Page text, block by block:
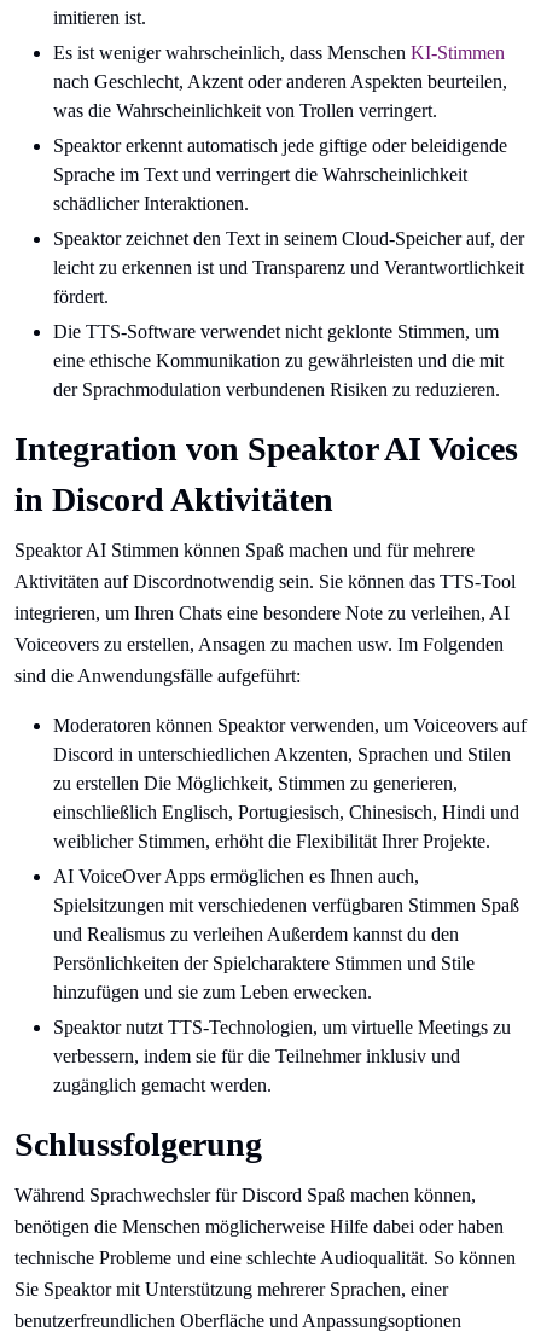
imitieren ist.
Es ist weniger wahrscheinlich, dass Menschen KI-Stimmen
nach Geschlecht, Akzent oder anderen Aspekten beurteilen,
was die Wahrscheinlichkeit von Trollen verringert.
Speaktor erkennt automatisch jede giftige oder beleidigende
Sprache im Text und verringert die Wahrscheinlichkeit
schädlicher Interaktionen.
Speaktor zeichnet den Text in seinem Cloud-Speicher auf, der
leicht zu erkennen ist und Transparenz und Verantwortlichkeit
fördert.
Die TTS-Software verwendet nicht geklonte Stimmen, um
eine ethische Kommunikation zu gewährleisten und die mit
der Sprachmodulation verbundenen Risiken zu reduzieren.
Integration von Speaktor AI Voices
in Discord Aktivitäten
Speaktor AI Stimmen können Spaß machen und für mehrere
Aktivitäten auf Discordnotwendig sein. Sie können das TTS-Tool
integrieren, um Ihren Chats eine besondere Note zu verleihen, AI
Voiceovers zu erstellen, Ansagen zu machen usw. Im Folgenden
sind die Anwendungsfälle aufgeführt:
Moderatoren können Speaktor verwenden, um Voiceovers auf
Discord in unterschiedlichen Akzenten, Sprachen und Stilen
zu erstellen Die Möglichkeit, Stimmen zu generieren,
einschließlich Englisch, Portugiesisch, Chinesisch, Hindi und
weiblicher Stimmen, erhöht die Flexibilität Ihrer Projekte.
AI VoiceOver Apps ermöglichen es Ihnen auch,
Spielsitzungen mit verschiedenen verfügbaren Stimmen Spaß
und Realismus zu verleihen Außerdem kannst du den
Persönlichkeiten der Spielcharaktere Stimmen und Stile
hinzufügen und sie zum Leben erwecken.
Speaktor nutzt TTS-Technologien, um virtuelle Meetings zu
verbessern, indem sie für die Teilnehmer inklusiv und
zugänglich gemacht werden.
Schlussfolgerung
Während Sprachwechsler für Discord Spaß machen können,
benötigen die Menschen möglicherweise Hilfe dabei oder haben
technische Probleme und eine schlechte Audioqualität. So können
Sie Speaktor mit Unterstützung mehrerer Sprachen, einer
benutzerfreundlichen Oberfläche und Anpassungsoptionen